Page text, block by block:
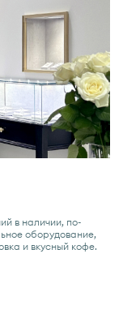
в наличии, по-
оборудование,
и вкусный кофе.